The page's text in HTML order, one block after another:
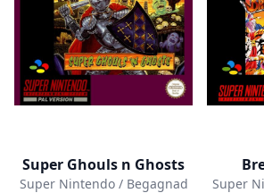
Super Ghouls n Ghosts
Super Nintendo / Begagnad Super